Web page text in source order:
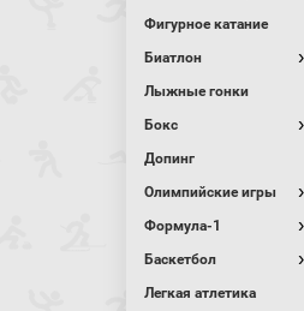
Фигурное катание
Биатлон
Лыжные гонки
Бокс
Допинг
Олимпийские игры
Формула-1
Баскетбол
Легкая атлетика